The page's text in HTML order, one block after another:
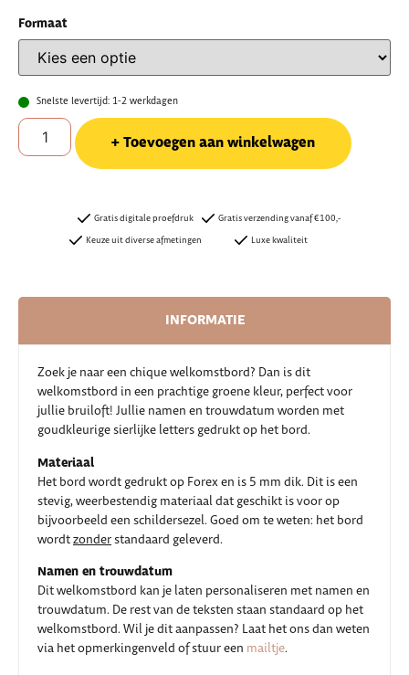
Formaat
Snelste levertijd: 1-2 werkdagen
Toevoegen aan winkelwagen
Gratis digitale proefdruk
Keuze uit diverse afmetingen
Gratis verzending vanaf €100,-
Luxe kwaliteit
INFORMATIE
Zoek je naar een chique welkomstbord? Dan is dit
welkomstbord in een prachtige groene kleur, perfect voor
jullie bruiloft! Jullie namen en trouwdatum worden met
goudkleurige sierlijke letters gedrukt op het bord.
Materiaal
Het bord wordt gedrukt op Forex en is 5 mm dik. Dit is een
stevig, weerbestendig materiaal dat geschikt is voor op
bijvoorbeeld een schildersezel. Goed om te weten: het bord
wordtzonderstandaard geleverd.
Namen en trouwdatum
Dit welkomstbord kan je laten personaliseren met namen en
trouwdatum. De rest van de teksten staan standaard op het
welkomstbord. Wil je dit aanpassen? Laat het ons dan weten
via het opmerkingenveld of stuur een mailtje.